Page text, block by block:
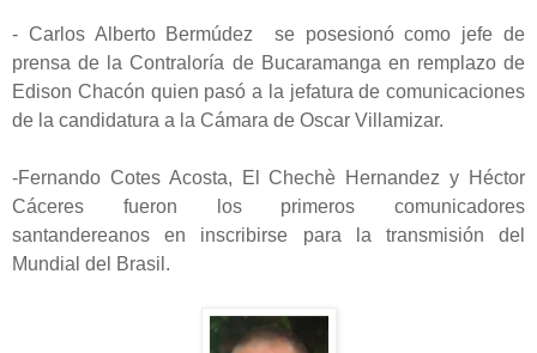
- Carlos Alberto Bermúdez se posesionó como jefe de
prensa de la Contraloría de Bucaramanga en remplazo de
Edison Chacón quien pasó a la jefatura de comunicaciones
de la candidatura a la Cámara de Oscar Villamizar.
-Fernando Cotes Acosta, El Chechè Hernandez y Héctor
Cáceres fueron los primeros comunicadores
santandereanos en inscribirse para la transmisión del
Mundial del Brasil.